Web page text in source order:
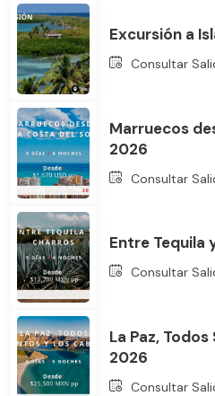
Excursión a
Consultar
Marruecos
2026
Consultar
Entre Tequila
Consultar
La Paz,
2026
Consultar